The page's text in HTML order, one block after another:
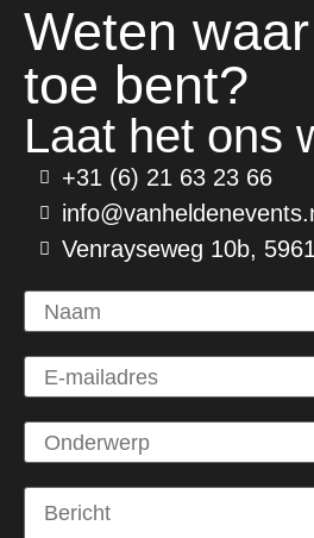
Weten
toe bent?
Laat het ons
+31 (6) 21 63 23 66
Venrayseweg 10b,